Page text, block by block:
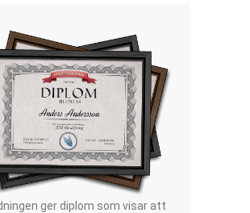
ger diplom som visar att